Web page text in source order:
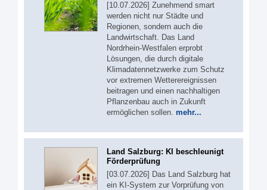
[10.07.2026] Zunehmend smart
werden nicht nur Städte und
Regionen, sondern auch die
Landwirtschaft. Das Land
Nordrhein-Westfalen erprobt
Lösungen, die durch digitale
Klimadatennetzwerke zum Schutz
vor extremen Wetterereignissen
beitragen und einen nachhaltigen
Pflanzenbau auch in Zukunft
ermöglichen sollen. mehr...
Land Salzburg: KI beschleunigt
Förderprüfung
[03.07.2026] Das Land Salzburg hat
ein KI-System zur Vorprüfung von